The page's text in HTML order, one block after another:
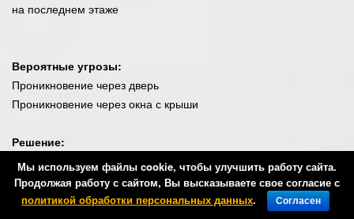
на последнем этаже
Вероятные угрозы:
Проникновение через дверь
Проникновение через окна с крыши
Решение:
Защита кухни, трех комнат и коридора датчиками движения
+ датчик открытия на входную дверь
Главная Заказать Контакты Скидки Кабинет
Мы используем файлы cookie, чтобы улучшить работу сайта.
Продолжая работу с сайтом, Вы высказываете свое согласие с
политикой обработки персональных данных. Согласен